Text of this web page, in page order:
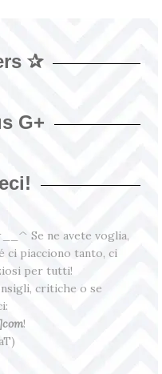
✰
G+
Se ne avete voglia,
ci piacciono tanto, ci
per tutti!
critiche o se
!